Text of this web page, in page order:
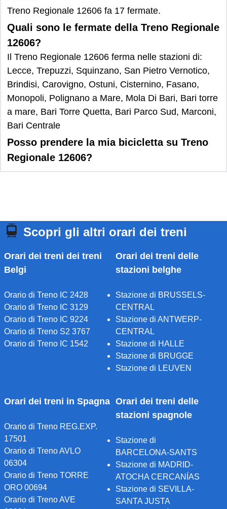
Treno Regionale 12606 fa 17 fermate.
Quali sono le fermate della Treno Regionale
12606?
Il Treno Regionale 12606 ferma nelle stazioni di:
Lecce, Trepuzzi, Squinzano, San Pietro Vernotico,
Brindisi, Carovigno, Ostuni, Cisternino, Fasano,
Monopoli, Polignano a Mare, Mola Di Bari, Bari torre
a mare, Bari Torre Quetta, Bari Parco Sud, Marconi,
Bari Centrale
Posso prendere la mia bicicletta su Treno
Regionale 12606?
Scopri gli altri orari dei treni
Orari dei treni dei treni
Belgi
Orario di Treno IC 2428
Orario di Treno IC 3129
Orario di Treno IC 9224
Orario di Treno S2 3767
Orario di Treno IC 1542
Orari dei treni delle
stazioni belghe
Stazione di BRUSSELS-
CENTRAL
Stazione di ANTWERP-
CENTRAL
Stazione di HALLE
Stazione di BRUGGE
Stazione di LEUVEN
Orari dei treni in Spagna
Orario di Treno REG.EXP.
17501
Orario di Treno AVLO
06304
Orario di Treno TORRE
ORO 00694
Orario di Treno AVE
Orari dei treni delle
stazioni spagnole
Stazione di
BARCELONA-SANTS
Stazione di MADRID-
ATOCHA CERCANÍAS
Stazione di SEVILLA-
SANTA JUSTA